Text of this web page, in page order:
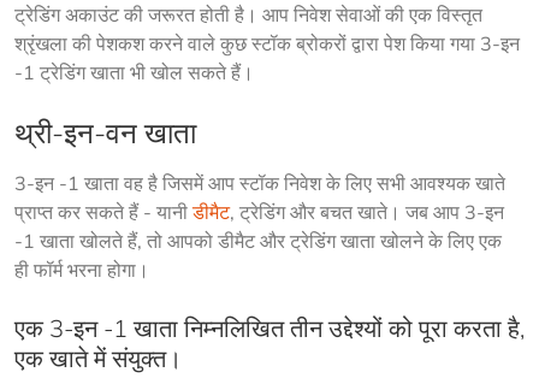
ट्रेडिंग अकाउंट की जरूरत होती है। आप निवेश सेवाओं की एक विस्तृत
श्रृंखला की पेशकश करने वाले कुछ स्टॉक ब्रोकरों द्वारा पेश किया गया 3-इन
-1 ट्रेडिंग खाता भी खोल सकते हैं।
थ्री-इन-वन खाता
3-इन -1 खाता वह है जिसमें आप स्टॉक निवेश के लिए सभी आवश्यक खाते
प्राप्त कर सकते हैं - यानी डीमैट, ट्रेडिंग और बचत खाते। जब आप 3-इन
-1 खाता खोलते हैं, तो आपको डीमैट और ट्रेडिंग खाता खोलने के लिए एक
ही फॉर्म भरना होगा।
एक 3-इन -1 खाता निम्नलिखित तीन उद्देश्यों को पूरा करता है,
एक खाते में संयुक्त।